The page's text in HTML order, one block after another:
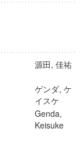
源田, 佳祐
ゲンダ, ケ
イスケ
Genda,
Keisuke